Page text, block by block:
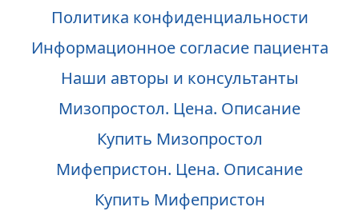
Политика конфиденциальности
Информационное согласие пациента
Наши авторы и консультанты
Мизопростол. Цена. Описание
Купить Мизопростол
Мифепристон. Цена. Описание
Купить Мифепристон